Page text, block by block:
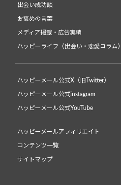
出会い成功談
お褒めの言葉
メディア掲載・広告実績
ハッピーライフ（出会い・恋愛コラム）
ハッピーメール公式X（旧Twitter）
ハッピーメール公式instagram
ハッピーメール公式YouTube
ハッピーメールアフィリエイト
コンテンツ一覧
サイトマップ